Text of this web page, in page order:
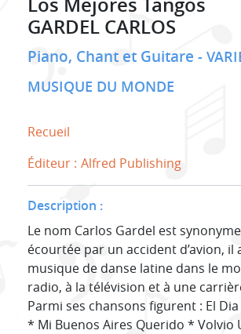
GARDEL CARLOS
Piano, Chant et Guitare
MUSIQUE DU MONDE
Recueil
Éditeur : Alfred Publishing
Description :
Le nom Carlos Gardel est
écourtée par un accident d’avion,
musique de danse latine dans le
radio, à la télévision et à une
Parmi ses chansons figurent : El
* Mi Buenos Aires Querido * Volvio